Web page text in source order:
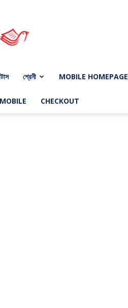
শ্রেনী MOBILE HOMEPAGE
MOBILE CHECKOUT